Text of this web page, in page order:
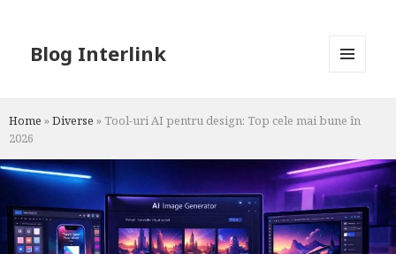
Blog Interlink
Home »Diverse » Tool-uri AI pentru design: Top cele mai bune în
2026